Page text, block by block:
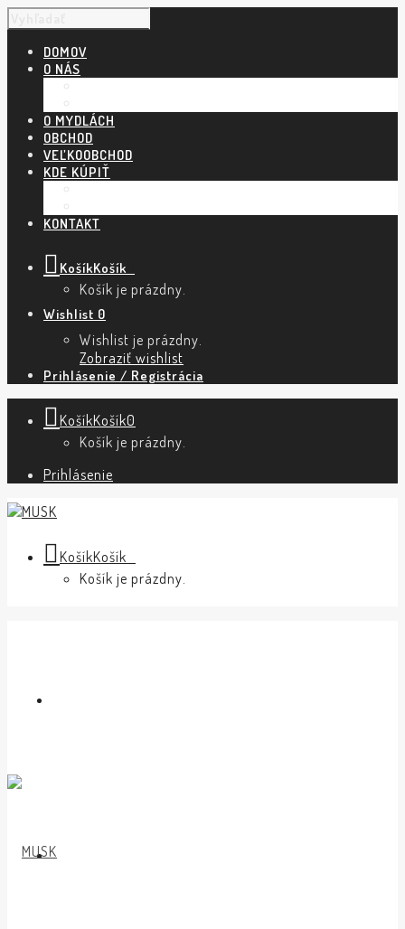
DOMOV
O NÁS
O MYDLÁCH
OBCHOD
VEĽKOOBCHOD
KDE KÚPIŤ
KONTAKT
KošíkKošík
Košík je prázdny.
Wishlist 0
Wishlist je prázdny.
Zobraziť wishlist
Prihlásenie / Registrácia
KošíkKošík0
Košík je prázdny.
Prihlásenie
KošíkKošík
Košík je prázdny.